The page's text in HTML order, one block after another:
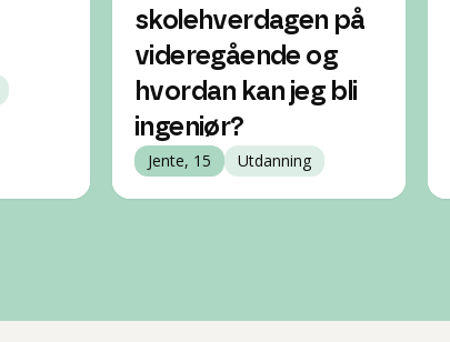
skolehverdagen på
videregående og
hvordan kan jeg bli
ingeniør?
Jente, 15 Utdanning